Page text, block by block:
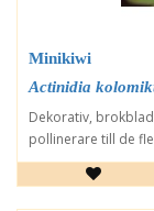
Minikiwi
Actinidia
Dekorativ,
pollinerare till de